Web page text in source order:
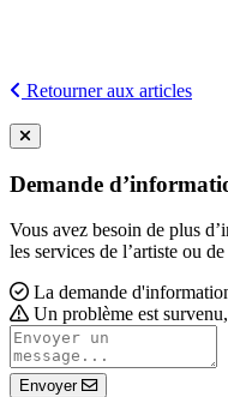
Retourner aux articles
Demande
Vous avez besoin de plus
les services de l’artiste ou
La demande
Un problème est
Envoyer